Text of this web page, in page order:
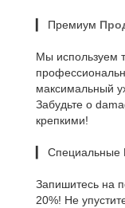
▎ Премиум
Мы используем
максимальный
Забудьте о
крепкими!
▎
Запишитесь на
20%! Не